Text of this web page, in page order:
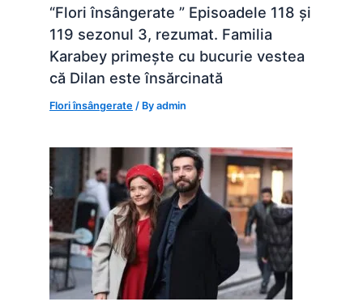
“Flori însângerate ” Episoadele 118 și
119 sezonul 3, rezumat. Familia
Karabey primește cu bucurie vestea
că Dilan este însărcinată
Flori însângerate / Byadmin